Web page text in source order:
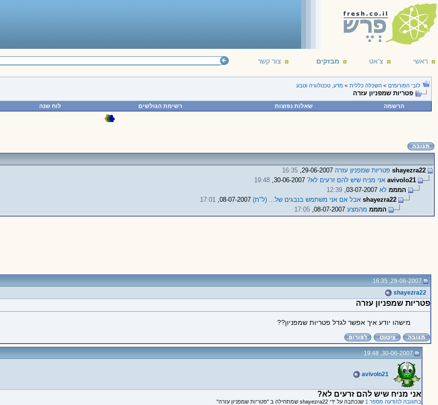
ראשי צ'אט מבזקים צור קשר
לובי הפורומים > השכלה כללית > מדע, טכנולוגיה וטבע
פטריות שמפניון עזרה
הרשמה שאלות נפוצות רשימת הגולשים לוח שנה
shayezra22 פטריות שמפניון עזרה
16:35
avivolo21 אני מניח שיש להם זרעים לא?30-06-2007,
19:48
המממ לא03-07-2007,
12:39
shayezra22 אבל אם אני משתמש בנבגים של... (ל"ת)08-07-2007,
17:01
המממ מהמצע08-07-2007,
17:05
29-06-2007, 16:35
shayezra22
פטריות שמפניון עזרה
מישהו יודע איך אפשר לגדל פטריות שמפניון??
30-06-2007, 19:48
avivolo21
אני מניח שיש להם זרעים לא?
בתגובה להודעה מספר 1 שנכתבה על ידי shayezra22 שמתחילה ב "פטריות שמפניון עזרה"